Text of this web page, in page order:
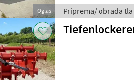
Oglas
Priprema/ obrada
za obradu zemlje